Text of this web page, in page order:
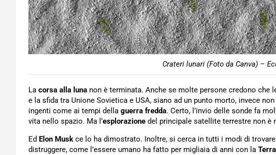
Crateri lunari (Foto da Canva) –
La corsa alla luna non è terminata. Anche se molte persone credono
e la sfida tra Unione Sovietica e USA, siano ad un punto morto, invece
ingenti come ai tempi della guerra fredda. Certo, l’invio delle sonde fa
vita nello spazio. Ma l’esplorazione del principale satellite terrestre non è
Ed Elon Musk ce lo ha dimostrato. Inoltre, si cerca in tutti i modi di
distruggere, come l’essere umano ha fatto per migliaia di anni con la Terra